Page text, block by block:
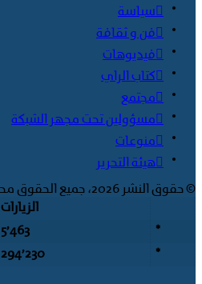
سياسة
فن و ثقافة
فيديوهات
كتاب الراي
مجتمع
مسؤولين تحت مجهر الشبكة
منوعات
هيئة التحرير
© حقوق النشر 2026، جميع الحقوق محفوظة |
الزيارات
*
5٬463
*
294٬230